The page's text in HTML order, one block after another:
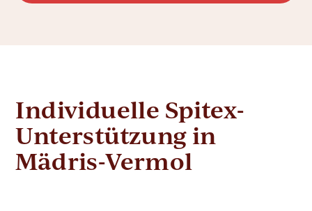
Individuelle Spitex-
Unterstützung in
Mädris-Vermol